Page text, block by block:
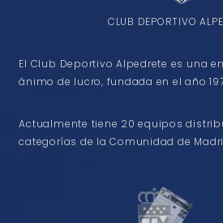
CLUB DEPORTIVO
El Club Deportivo Alpedrete es una
ánimo de lucro, fundada en el año
Actualmente tiene 20 equipos
categorías de la Comunidad de